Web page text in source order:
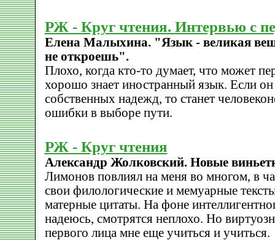
РЖ - Круг чтения. Интервью с
Елена Малыхина. "Язык - великая
не откроешь".
Плохо, когда кто-то думает, что может
хорошо знает иностранный язык. Если он
собственных надежд, то станет
ошибки в выборе пути.
РЖ - Круг чтения
Александр Жолковский. Новые
Лимонов повлиял на меня во многом, в
свои филологические и мемуарные
матерные цитаты. На фоне
надеюсь, смотрятся неплохо. Но
первого лица мне еще учиться и учиться.